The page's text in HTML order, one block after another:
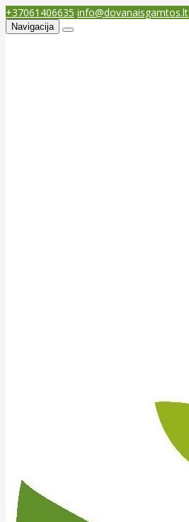
+37061406635 info@dovanaisgamtos.lt
Navigacija